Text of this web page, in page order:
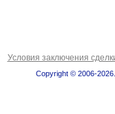
Условия заключения
Copyright © 2006-